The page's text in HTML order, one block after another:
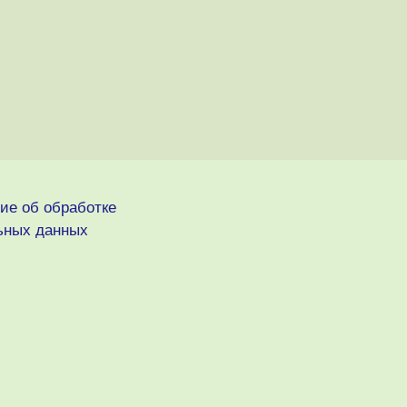
об обработке
данных